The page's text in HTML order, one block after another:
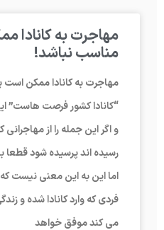
مهاجرت به کانادا
مناسب نباشد!
مهاجرت به کانادا ممکن
“کانادا کشور فرصت هاست”
و اگر این جمله را از
رسیده اند پرسیده شود قطعا
اما این به این معنی
فردی که وارد کانادا شده و
می کند موفق خواهد